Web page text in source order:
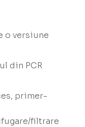
o versiune
din PCR
primer-
filtrare